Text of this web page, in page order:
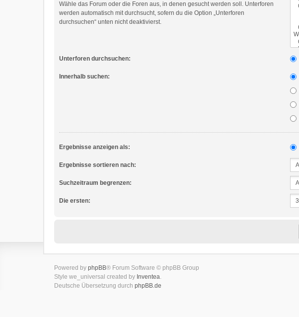
Wähle das Forum oder die Foren aus, in denen gesucht werden soll. Unterforen
werden automatisch mit durchsucht, sofern du die Option „Unterforen
durchsuchen“ unten nicht deaktivierst.
Unterforen durchsuchen:
Innerhalb suchen:
Ergebnisse anzeigen als:
Ergebnisse sortieren nach:
Suchzeitraum begrenzen:
Die ersten:
Powered by phpBB® Forum Software © phpBB Group
Style we_universal created by Inventea.
Deutsche Übersetzung durch phpBB.de